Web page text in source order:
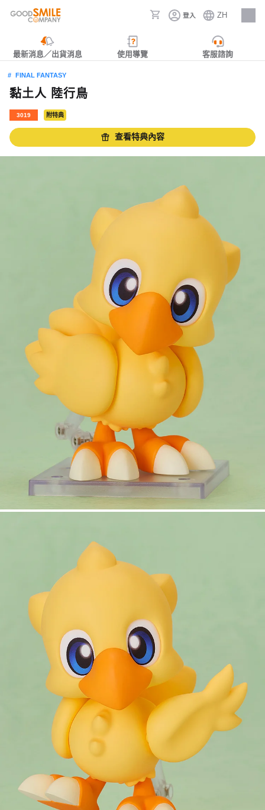
登入 ZH
人才招募
最新消息／出貨消息 使用導覽 客服諮詢
FINAL FANTASY
黏土人 陸行鳥
3019 附特典
查看特典內容